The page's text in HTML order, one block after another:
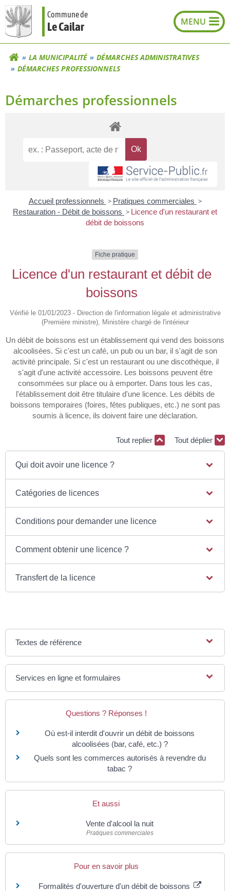
Aller
au
contenu
Commune de
Le Cailar
LA MUNICIPALITÉ
DÉMARCHES ADMINISTRATIVES
DÉMARCHES PROFESSIONNELS
Démarches professionnels
Accueil professionnels > Pratiques commerciales >
Restauration - Débit de boissons > Licence d'un restaurant et
débit de boissons
Fiche pratique
Licence d'un restaurant et débit de
boissons
Vérifié le 01/01/2023 - Direction de l'information légale et administrative
(Première ministre), Ministère chargé de l'intérieur
Un débit de boissons est un établissement qui vend des boissons
alcoolisées. Si c'est un café, un pub ou un bar, il s'agit de son
activité principale. Si c'est un restaurant ou une discothèque, il
s'agit d'une activité accessoire. Les boissons peuvent être
consommées sur place ou à emporter. Dans tous les cas,
l'établissement doit être titulaire d'une licence. Les débits de
boissons temporaires (foires, fêtes publiques, etc.) ne sont pas
soumis à licence, ils doivent faire une déclaration.
Tout replier Tout déplier
Qui doit avoir une licence ?
Catégories de licences
Conditions pour demander une licence
Comment obtenir une licence ?
Transfert de la licence
Textes de référence
Services en ligne et formulaires
Questions ? Réponses !
Où est-il interdit d'ouvrir un débit de boissons
alcoolisées (bar, café, etc.) ?
Quels sont les commerces autorisés à revendre du
tabac ?
Et aussi
Vente d'alcool la nuit
Pratiques commerciales
Pour en savoir plus
Formalités d'ouverture d'un débit de boissons